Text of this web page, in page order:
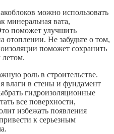
можно использовать
минеральная вата,
поможет улучшить
отоплении. Не забудьте о том,
поможет сохранить
летом.
роль в строительстве.
влаги в стены и фундамент
гидроизоляционные
все поверхности,
избежать появления
к серьезным